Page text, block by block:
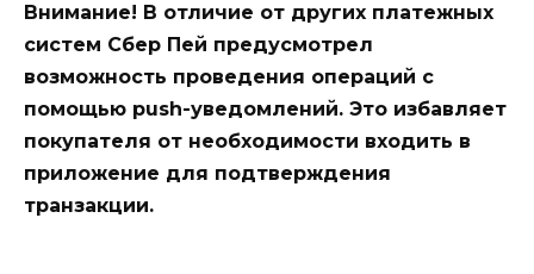
Внимание! В отличие от других платежных
систем Сбер Пей предусмотрел
возможность проведения операций с
помощью push-уведомлений. Это избавляет
покупателя от необходимости входить в
приложение для подтверждения
транзакции.